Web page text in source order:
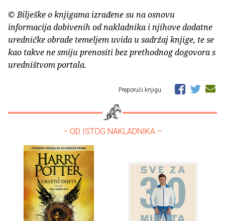
© Bilješke o knjigama izrađene su na osnovu
informacija dobivenih od nakladnika i njihove dodatne
uredničke obrade temeljem uvida u sadržaj knjige, te se
kao takve ne smiju prenositi bez prethodnog dogovora s
uredništvom portala.
Preporuči knjigu
– OD ISTOG NAKLADNIKA –